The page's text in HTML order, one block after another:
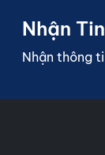
Nhận
Nhận thông